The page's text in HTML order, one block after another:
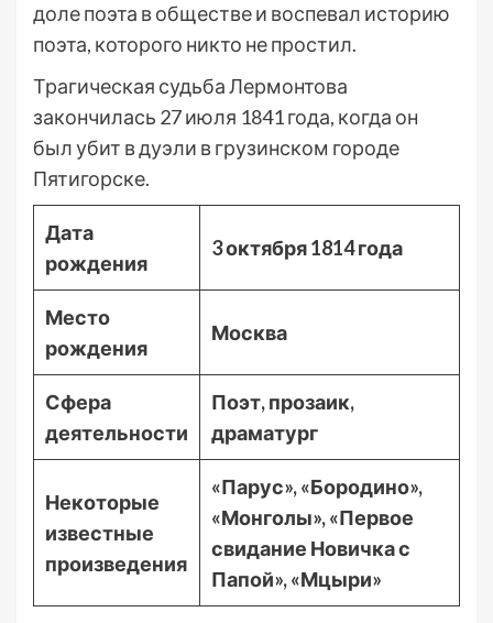
доле поэта в обществе и воспевал историю
поэта, которого никто не простил.
Трагическая судьба Лермонтова
закончилась 27 июля 1841 года, когда он
был убит в дуэли в грузинском городе
Пятигорске.
Дата
рождения
3 октября 1814 года
Место
рождения
Москва
Сфера
деятельности
Поэт, прозаик,
драматург
Некоторые
известные
произведения
«Парус», «Бородино»,
«Монголы», «Первое
свидание Новичка с
Папой», «Мцыри»